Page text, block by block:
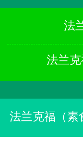
法
法兰
法兰克福（素